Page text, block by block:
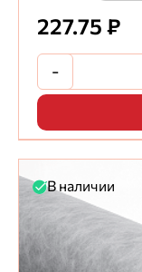
227.75 ₽
-
В наличии